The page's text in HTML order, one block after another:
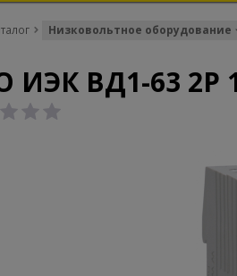
Низковольтное оборудование
ИЭК ВД1-63 2Р